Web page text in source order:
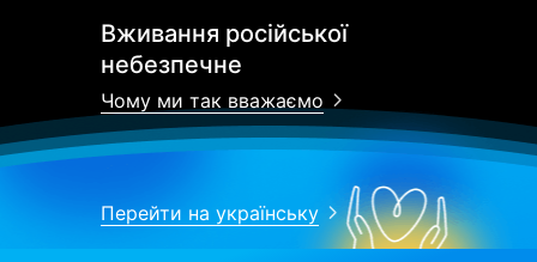
Вживання російської
небезпечне
Чому ми так вважаємо
Перейти на українську